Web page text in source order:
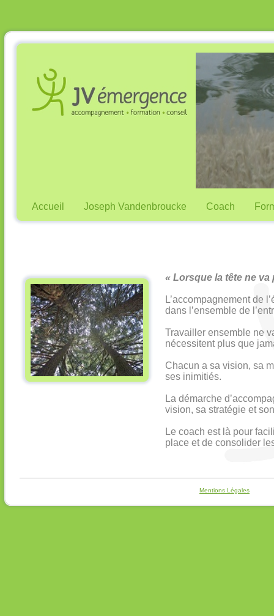
Accueil Joseph Vandenbroucke Coach
« Lorsque la tête ne va
L’accompagnement de
dans l’ensemble de
Travailler ensemble ne
nécessitent plus que
Chacun a sa vision, sa
ses inimitiés.
La démarche
vision, sa stratégie et
Le coach est là pour
place et de consolider
Mentions Légales